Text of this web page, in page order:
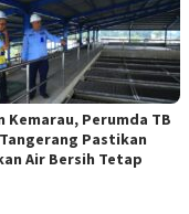
Kemarau, Perumda TB
Pastikan
Air Bersih Tetap